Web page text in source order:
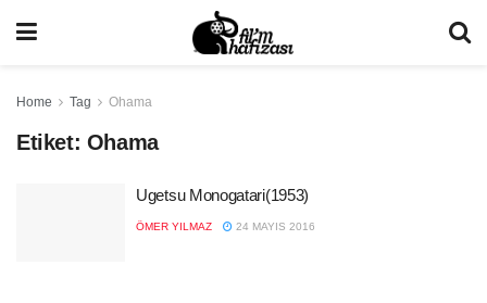
Home Tag Ohama
Etiket: Ohama
Ugetsu Monogatari(1953)
ÖMER YILMAZ 24 MAYIS 2016